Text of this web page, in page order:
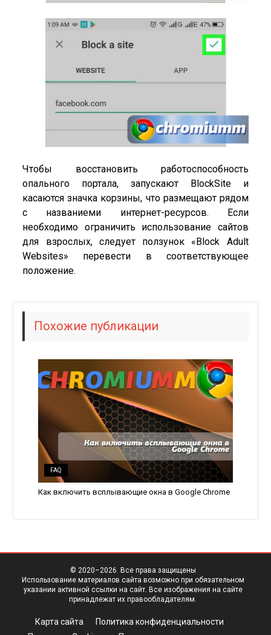
Чтобы восстановить работоспособность
опального портала, запускают BlockSite и
касаются значка корзины, что размещают рядом
с названиеми интернет-ресурсов. Если
необходимо ограничить использование сайтов
для взрослых, следует ползунок «Block Adult
Websites» перевести в соответствующее
положение.
Похожие публикации
FAQ
Как включить всплывающие окна в Google Chrome
© 2020–2026. Все права защищены
Использование материалов сайта возможно при обязательном
указании активной ссылки на сайт. Все изображения на сайте
принадлежат их правообладателям.
Карта сайта
Политика конфиденциальности